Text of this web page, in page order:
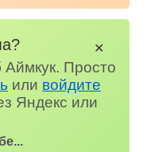
Аймкук. Просто
или войдите
Яндекс или
✕